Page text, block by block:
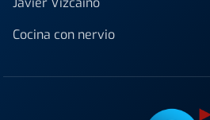
Cocina con nervio